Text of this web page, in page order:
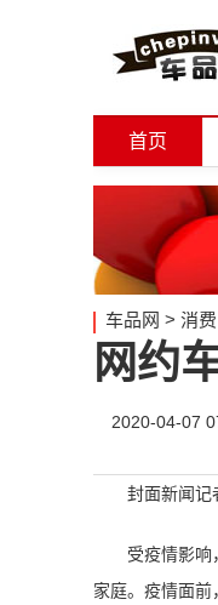
首页
车品网 > 消费
网约
2020-04-07
封面新闻记
受疫情影响
家庭。疫情面前